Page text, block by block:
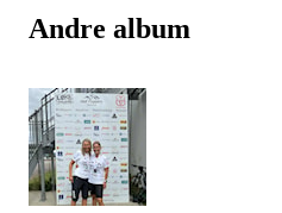
Andre album